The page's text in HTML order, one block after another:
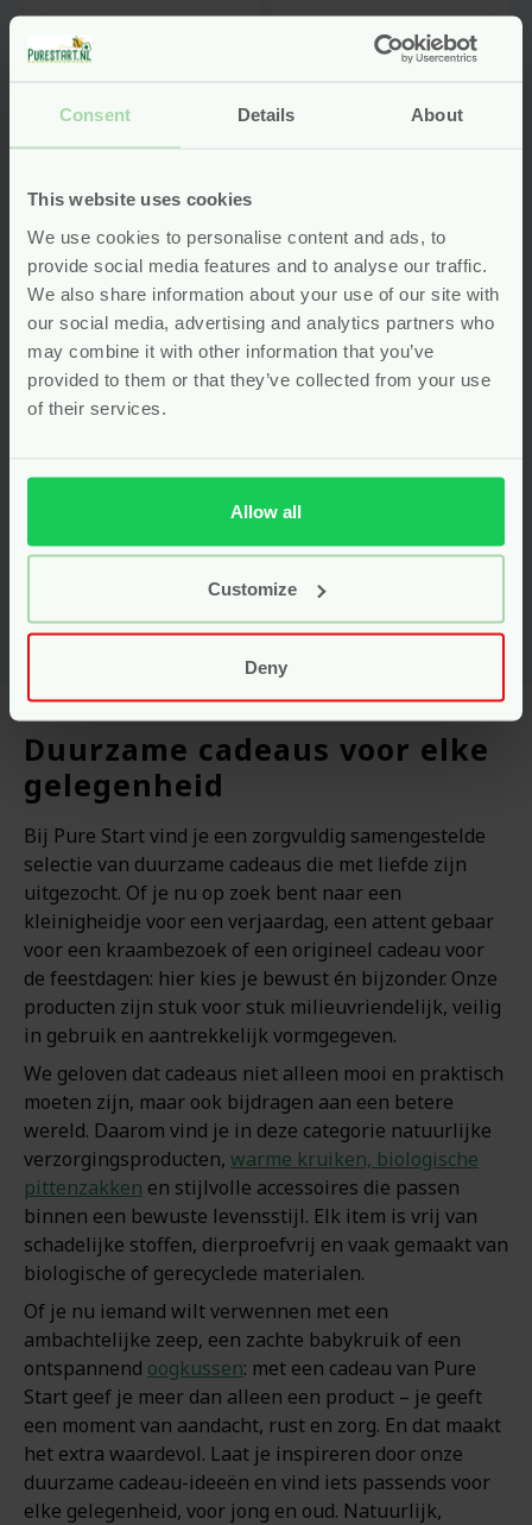
Consent Details About
This website uses cookies
We use cookies to personalise content and ads, to
provide social media features and to analyse our traffic.
We also share information about your use of our site with
our social media, advertising and analytics partners who
may combine it with other information that you’ve
provided to them or that they’ve collected from your use
of their services.
Allow all
Customize
Deny
Sleepboot –
Gerecycled Plastic
– Green Toys
Bekijken
Speelgoed
Vrachtwagen Met
Voor
Bekijken
Duurzame cadeaus voor elke
gelegenheid
Bij Pure Start vind je een zorgvuldig samengestelde
selectie van duurzame cadeaus die met liefde zijn
uitgezocht. Of je nu op zoek bent naar een
kleinigheidje voor een verjaardag, een attent gebaar
voor een kraambezoek of een origineel cadeau voor
de feestdagen: hier kies je bewust én bijzonder. Onze
producten zijn stuk voor stuk milieuvriendelijk, veilig
in gebruik en aantrekkelijk vormgegeven.
We geloven dat cadeaus niet alleen mooi en praktisch
moeten zijn, maar ook bijdragen aan een betere
wereld. Daarom vind je in deze categorie natuurlijke
verzorgingsproducten, warme kruiken, biologische
pittenzakken en stijlvolle accessoires die passen
binnen een bewuste levensstijl. Elk item is vrij van
schadelijke stoffen, dierproefvrij en vaak gemaakt van
biologische of gerecyclede materialen.
Of je nu iemand wilt verwennen met een
ambachtelijke zeep, een zachte babykruik of een
ontspannend oogkussen: met een cadeau van Pure
Start geef je meer dan alleen een product – je geeft
een moment van aandacht, rust en zorg. En dat maakt
het extra waardevol. Laat je inspireren door onze
duurzame cadeau-ideeën en vind iets passends voor
elke gelegenheid, voor jong en oud. Natuurlijk,